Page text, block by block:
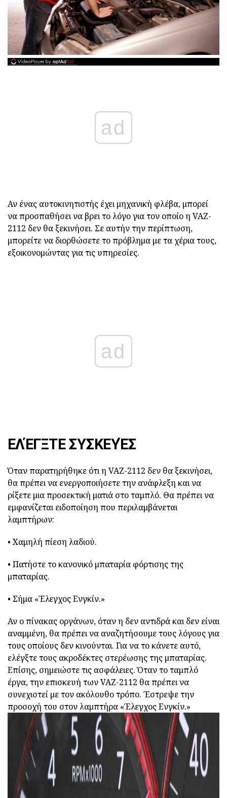
ad
Αν ένας αυτοκινητιστής έχει μηχανική φλέβα, μπορεί
να προσπαθήσει να βρει το λόγο για τον οποίο η VAZ-
2112 δεν θα ξεκινήσει. Σε αυτήν την περίπτωση,
μπορείτε να διορθώσετε το πρόβλημα με τα χέρια τους,
εξοικονομώντας για τις υπηρεσίες.
ad
ΕΛΈΓΞΤΕ ΣΥΣΚΕΥΈΣ
Όταν παρατηρήθηκε ότι η VAZ-2112 δεν θα ξεκινήσει,
θα πρέπει να ενεργοποιήσετε την ανάφλεξη και να
ρίξετε μια προσεκτική ματιά στο ταμπλό. Θα πρέπει να
εμφανίζεται ειδοποίηση που περιλαμβάνεται
λαμπτήρων:
• Χαμηλή πίεση λαδιού.
• Πατήστε το κανονικό μπαταρία φόρτισης της
μπαταρίας.
• Σήμα «Έλεγχος Ενγκίν.»
Αν ο πίνακας οργάνων, όταν η δεν αντιδρά και δεν είναι
αναμμένη, θα πρέπει να αναζητήσουμε τους λόγους για
τους οποίους δεν κινούνται. Για να το κάνετε αυτό,
ελέγξτε τους ακροδέκτες στερέωσης της μπαταρίας.
Επίσης, σημειώστε τις ασφάλειες. Όταν το ταμπλό
έργα, την επισκευή των VAZ-2112 θα πρέπει να
συνεχιστεί με τον ακόλουθο τρόπο. Έστρεψε την
προσοχή του στον λαμπτήρα «Έλεγχος Ενγκίν.»